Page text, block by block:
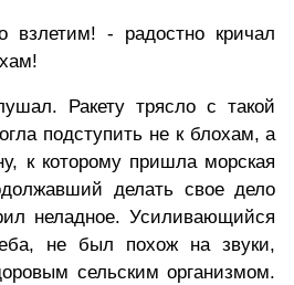
- радостно кричал
Ракету трясло с такой
подступить не к блохам, а
к которому пришла морская
делать свое дело
неладное. Усиливающийся
не был похож на звуки,
сельским организмом.